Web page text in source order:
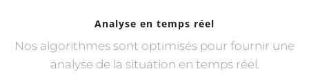
Analyse en temps réel
Nos algorithmes sont optimisés pour fournir une
analyse de la situation en temps réel.